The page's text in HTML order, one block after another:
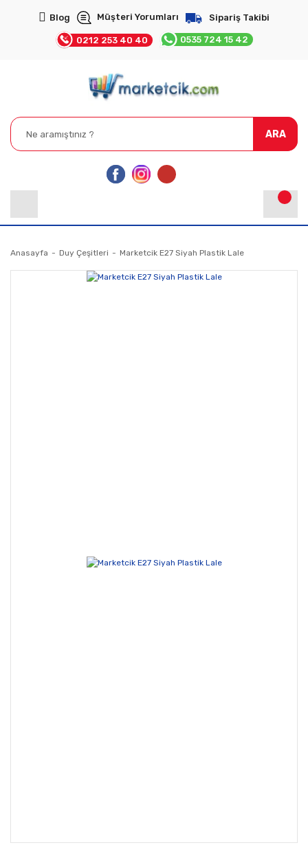
Blog Müşteri Yorumları Sipariş Takibi
0212 253 40 40 0535 724 15 42
ARA
Anasayfa Duy Çeşitleri Marketcik E27 Siyah Plastik Lale